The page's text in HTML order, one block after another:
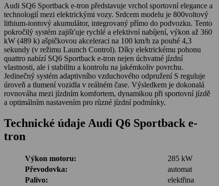
Audi SQ6 Sportback e-tron představuje vrchol sportovní elegance a
technologií mezi elektrickými vozy. Srdcem modelu je 800voltový
lithium-iontový akumulátor, integrovaný přímo do podvozku. Tento
pokročilý systém zajišťuje rychlé a efektivní nabíjení, výkon až 360
kW (489 k) ašpičkovou akceleraci na 100 km/h za pouhé 4,3
sekundy (v režimu Launch Control). Díky elektrickému pohonu
quattro nabízí SQ6 Sportback e-tron nejen úchvatné jízdní
vlastnosti, ale i stabilitu a kontrolu na jakémkoliv povrchu.
Jedinečný systém adaptivního vzduchového odpružení S reguluje
úroveň a tlumení vozidla v reálném čase. Výsledkem je dokonalá
rovnováha mezi jízdním komfortem, dynamikou při sportovní jízdě
a optimálním nastavením pro různé jízdní podmínky.
Technické údaje Audi Q6 Sportback e-
tron
Výkon motoru:
285 kW
Převodovka:
automat
Palivo:
elektřina